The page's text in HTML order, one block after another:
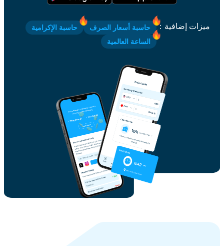
ميزات إضافية ： حاسبة أسعار الصرف
حاسبة الإكرامية
الساعة العالمية